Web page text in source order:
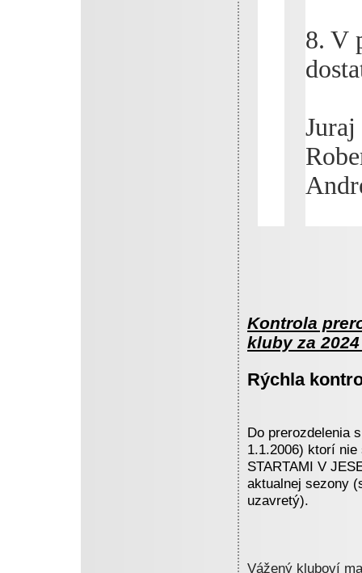
8. V
Kontrola
kluby za
Rýchla
Do prerozdelenia
1.1.2006) ktorí
STARTAMI V
aktualnej sezony
uzavretý).
Vážený kluboví